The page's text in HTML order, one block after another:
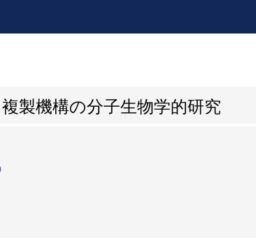
製機構の分子生物学的研究